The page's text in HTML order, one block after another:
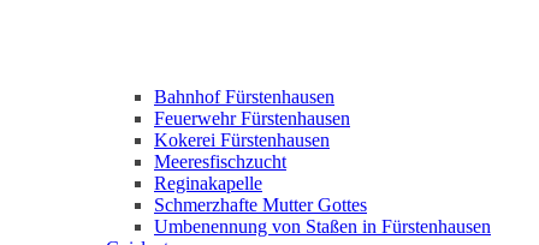
Bahnhof Fürstenhausen
Feuerwehr Fürstenhausen
Kokerei Fürstenhausen
Meeresfischzucht
Reginakapelle
Schmerzhafte Mutter Gottes
Umbenennung von Staßen in Fürstenhausen